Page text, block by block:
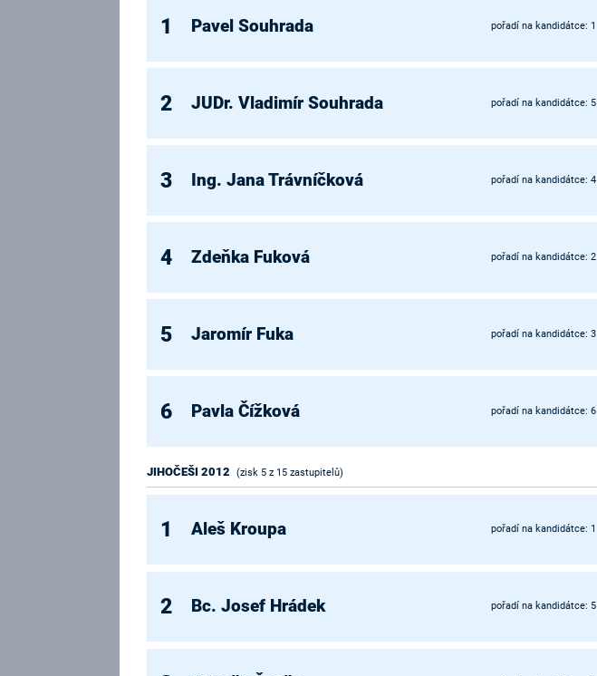
1 Pavel Souhrada pořadí na kandidátce: 1
2 JUDr. Vladimír Souhrada pořadí na kandidátce: 5
3 Ing. Jana Trávníčková pořadí na kandidátce: 4
4 Zdeňka Fuková pořadí na kandidátce: 2
5 Jaromír Fuka pořadí na kandidátce: 3
6 Pavla Čížková pořadí na kandidátce: 6
JIHOČEŠI 2012 (zisk 5 z 15 zastupitelů)
1 Aleš Kroupa pořadí na kandidátce: 1
2 Bc. Josef Hrádek pořadí na kandidátce: 5